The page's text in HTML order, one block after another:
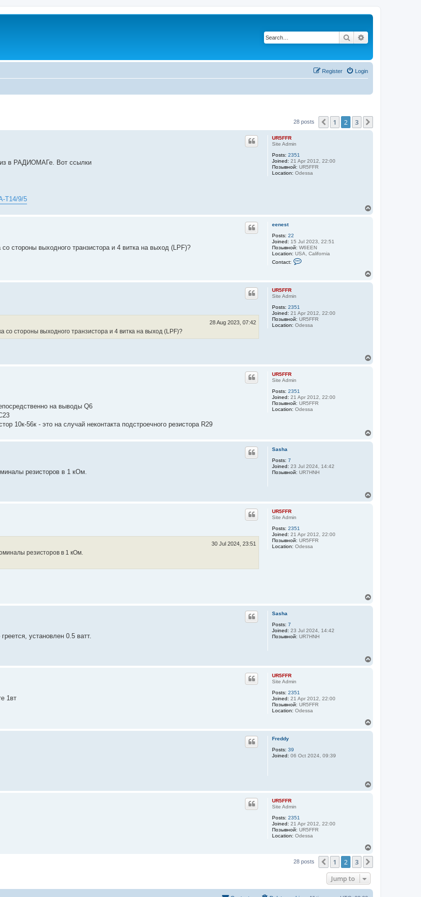
Search
Login
Register
28 posts Previous
1 2 3
UR5FFR
Site Admin
Posts: 2351
Joined: 21 Apr 2012, 22:00
Позывной: UR5FFR
Location: Odessa
в РАДИОМАГе. Вот ссылки
T14/9/5
eenest
Posts: 22
Joined: 15 Jul 2023, 22:51
Позывной: W6EEN
Location: USA, California
Contact:
a
n
e
s
стороны выходного транзистора и 4 витка на выход (LPF)?
UR5FFR
Site Admin
Posts: 2351
Joined: 21 Apr 2012, 22:00
Позывной: UR5FFR
Location: Odessa
28 Aug 2023, 07:42
стороны выходного транзистора и 4 витка на выход (LPF)?
UR5FFR
Site Admin
Posts: 2351
Joined: 21 Apr 2012, 22:00
Позывной: UR5FFR
Location: Odessa
на выводы Q6
10к-56к - это на случай неконтакта подстроечного резистора R29
Sasha
Posts: 7
Joined: 23 Jul 2024, 14:42
Позывной: UR7HNH
резисторов в 1 кОм.
UR5FFR
Site Admin
Posts: 2351
Joined: 21 Apr 2012, 22:00
Позывной: UR5FFR
Location: Odessa
30 Jul 2024, 23:51
резисторов в 1 кОм.
Sasha
Posts: 7
Joined: 23 Jul 2024, 14:42
Позывной: UR7HNH
установлен 0.5 ватт.
UR5FFR
Site Admin
Posts: 2351
Joined: 21 Apr 2012, 22:00
Позывной: UR5FFR
Location: Odessa
1вт
Freddy
Posts: 39
Joined: 06 Oct 2024, 09:39
UR5FFR
Site Admin
Posts: 2351
Joined: 21 Apr 2012, 22:00
Позывной: UR5FFR
Location: Odessa
28 posts Previous
1 2 3
Jump to